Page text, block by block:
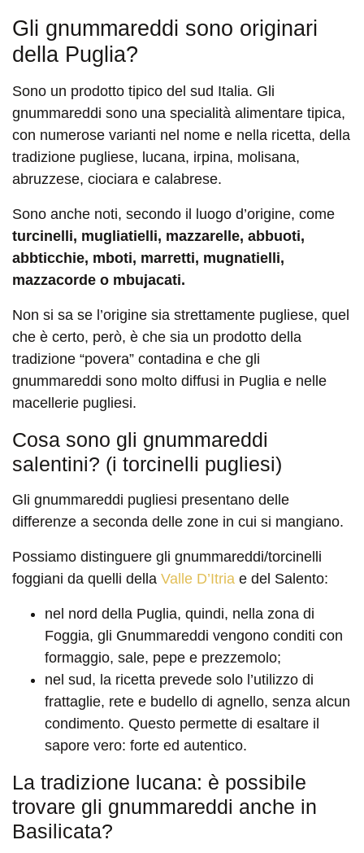
Gli gnummareddi sono originari
della Puglia?
Sono un prodotto tipico del sud Italia. Gli
gnummareddi sono una specialità alimentare tipica,
con numerose varianti nel nome e nella ricetta, della
tradizione pugliese, lucana, irpina, molisana,
abruzzese, ciociara e calabrese.
Sono anche noti, secondo il luogo d’origine, come
turcinelli, mugliatielli, mazzarelle, abbuoti,
abbticchie, mboti, marretti, mugnatielli,
mazzacorde o mbujacati.
Non si sa se l’origine sia strettamente pugliese, quel
che è certo, però, è che sia un prodotto della
tradizione “povera” contadina e che gli
gnummareddi sono molto diffusi in Puglia e nelle
macellerie pugliesi.
Cosa sono gli gnummareddi
salentini? (i torcinelli pugliesi)
Gli gnummareddi pugliesi presentano delle
differenze a seconda delle zone in cui si mangiano.
Possiamo distinguere gli gnummareddi/torcinelli
foggiani da quelli della Valle D’Itria e del Salento:
nel nord della Puglia, quindi, nella zona di
Foggia, gli Gnummareddi vengono conditi con
formaggio, sale, pepe e prezzemolo;
nel sud, la ricetta prevede solo l’utilizzo di
frattaglie, rete e budello di agnello, senza alcun
condimento. Questo permette di esaltare il
sapore vero: forte ed autentico.
La tradizione lucana: è possibile
trovare gli gnummareddi anche in
Basilicata?